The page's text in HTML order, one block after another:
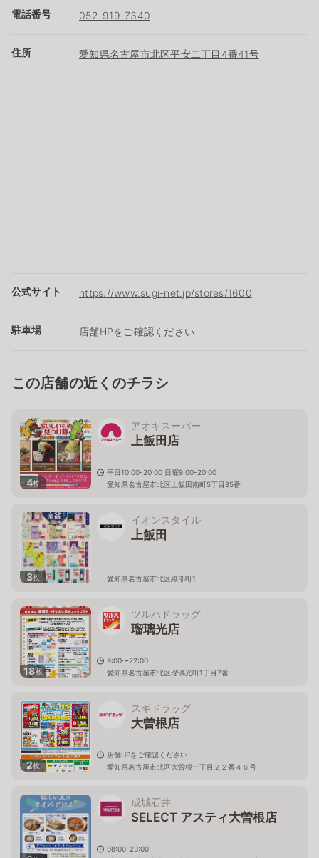
電話番号 052-919-7340
住所 愛知県名古屋市北区平安二丁目4番41号
公式サイト https://www.sugi-net.jp/stores/1600
駐車場 店舗HPをご確認ください
この店舗の近くのチラシ
4枚
アオキスーパー
上飯田店
平日10:00-20:00 日曜9:00-20:00
愛知県名古屋市北区上飯田南町5丁目85番
3枚
イオンスタイル
上飯田
愛知県名古屋市北区織部町1
18枚
ツルハドラッグ
瑠璃光店
9:00〜22:00
愛知県名古屋市北区瑠璃光町1丁目7番
2枚
スギドラッグ
大曽根店
店舗HPをご確認ください
愛知県名古屋市北区大曽根一丁目２２番４６号
成城石井
SELECT アスティ大曽根店
08:00-23:00